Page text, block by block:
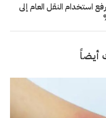
استخدام النقل العام إلى
أيضاً